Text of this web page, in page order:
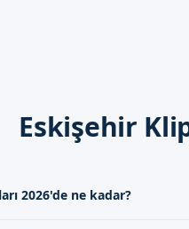
Eskişehir
2026'de ne kadar?